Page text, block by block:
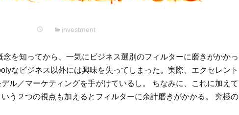
investment
を知ってから、一気にビジネス選別のフィルターに磨きがかかっ
なビジネス以外には興味を失ってしまった。実際、エクセレント
ル／マーケティングを手がけているし。 ちなみに、これに加えて
う２つの視点も加えるとフィルターに余計磨きがかかる。 究極の